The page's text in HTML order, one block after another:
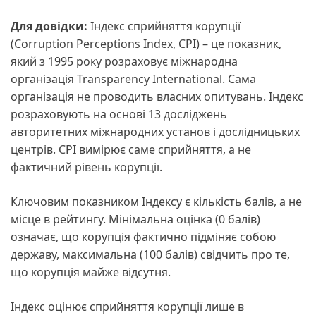
Для довідки: Індекс сприйняття корупції
(Corruption Perceptions Index, CPI) – це показник,
який з 1995 року розраховує міжнародна
організація Transparency International. Сама
організація не проводить власних опитувань. Індекс
розраховують на основі 13 досліджень
авторитетних міжнародних установ і дослідницьких
центрів. СРІ вимірює саме сприйняття, а не
фактичний рівень корупції.
Ключовим показником Індексу є кількість балів, а не
місце в рейтингу. Мінімальна оцінка (0 балів)
означає, що корупція фактично підміняє собою
державу, максимальна (100 балів) свідчить про те,
що корупція майже відсутня.
Індекс оцінює сприйняття корупції лише в